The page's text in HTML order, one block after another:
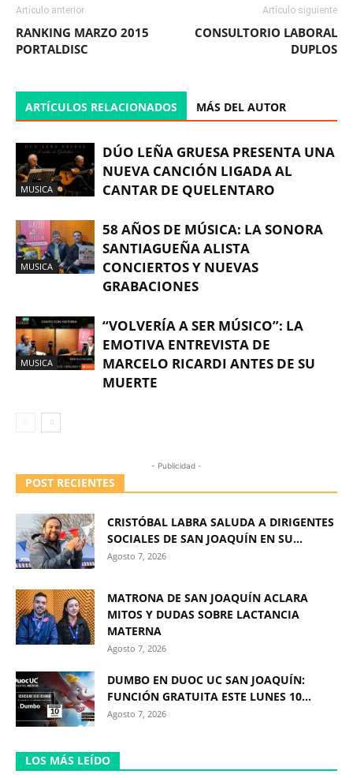
Artículo anterior
RANKING MARZO 2015
PORTALDISC
Artículo siguiente
CONSULTORIO LABORAL
DUPLOS
ARTÍCULOS RELACIONADOS MÁS DEL AUTOR
MUSICA
DÚO LEÑA GRUESA PRESENTA UNA
NUEVA CANCIÓN LIGADA AL
CANTAR DE QUELENTARO
MUSICA
58 AÑOS DE MÚSICA: LA SONORA
SANTIAGUEÑA ALISTA
CONCIERTOS Y NUEVAS
GRABACIONES
MUSICA
“VOLVERÍA A SER MÚSICO”: LA
EMOTIVA ENTREVISTA DE
MARCELO RICARDI ANTES DE SU
MUERTE
- Publicidad -
POST RECIENTES
CRISTÓBAL LABRA SALUDA A DIRIGENTES
SOCIALES DE SAN JOAQUÍN EN SU...
Agosto 7, 2026
MATRONA DE SAN JOAQUÍN ACLARA
MITOS Y DUDAS SOBRE LACTANCIA
MATERNA
Agosto 7, 2026
DUMBO EN DUOC UC SAN JOAQUÍN:
FUNCIÓN GRATUITA ESTE LUNES 10...
Agosto 7, 2026
LOS MÁS LEÍDO